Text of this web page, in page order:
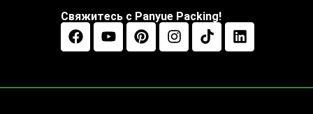
Свяжитесь с Panyue Packing!